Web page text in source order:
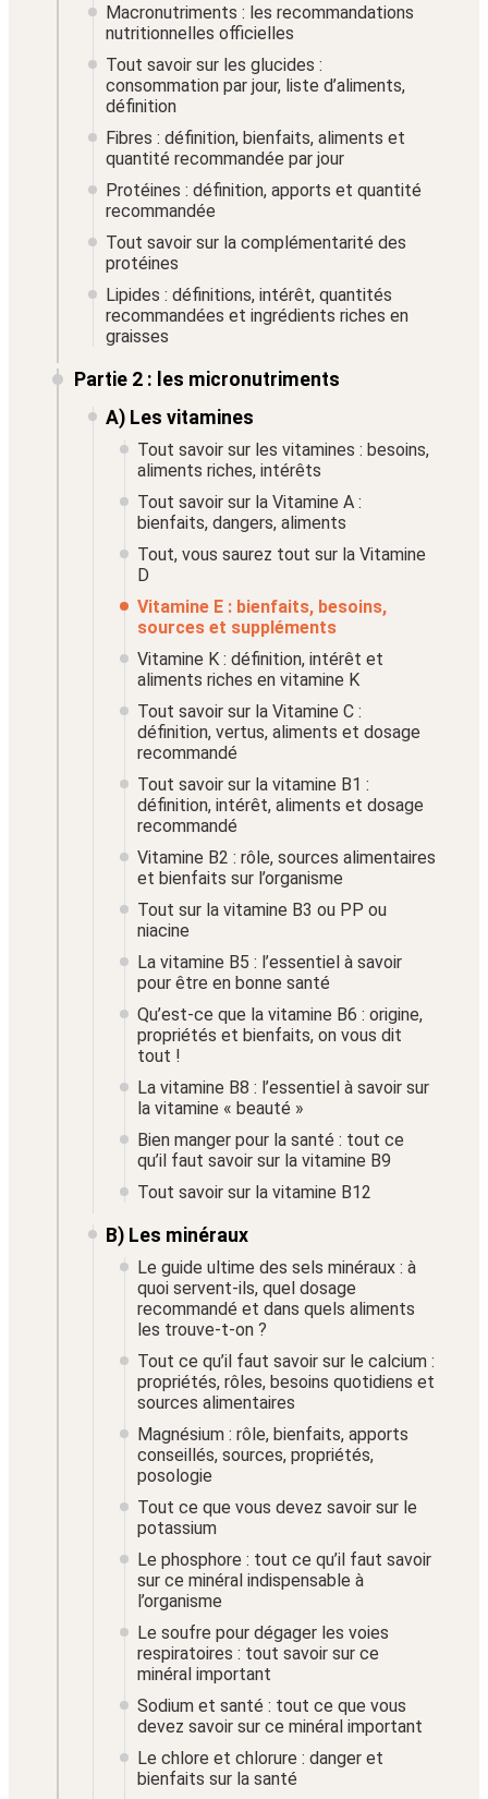
Macronutriments : les recommandations
nutritionnelles officielles
Tout savoir sur les glucides :
consommation par jour, liste d’aliments,
définition
Fibres : définition, bienfaits, aliments et
quantité recommandée par jour
Protéines : définition, apports et quantité
recommandée
Tout savoir sur la complémentarité des
protéines
Lipides : définitions, intérêt, quantités
recommandées et ingrédients riches en
graisses
Partie 2 : les micronutriments
A) Les vitamines
Tout savoir sur les vitamines : besoins,
aliments riches, intérêts
Tout savoir sur la Vitamine A :
bienfaits, dangers, aliments
Tout, vous saurez tout sur la Vitamine
D
Vitamine E : bienfaits, besoins,
sources et suppléments
Vitamine K : définition, intérêt et
aliments riches en vitamine K
Tout savoir sur la Vitamine C :
définition, vertus, aliments et dosage
recommandé
Tout savoir sur la vitamine B1 :
définition, intérêt, aliments et dosage
recommandé
Vitamine B2 : rôle, sources alimentaires
et bienfaits sur l’organisme
Tout sur la vitamine B3 ou PP ou
niacine
La vitamine B5 : l’essentiel à savoir
pour être en bonne santé
Qu’est-ce que la vitamine B6 : origine,
propriétés et bienfaits, on vous dit
tout !
La vitamine B8 : l’essentiel à savoir sur
la vitamine « beauté »
Bien manger pour la santé : tout ce
qu’il faut savoir sur la vitamine B9
Tout savoir sur la vitamine B12
B) Les minéraux
Le guide ultime des sels minéraux : à
quoi servent-ils, quel dosage
recommandé et dans quels aliments
les trouve-t-on ?
Tout ce qu’il faut savoir sur le calcium :
propriétés, rôles, besoins quotidiens et
sources alimentaires
Magnésium : rôle, bienfaits, apports
conseillés, sources, propriétés,
posologie
Tout ce que vous devez savoir sur le
potassium
Le phosphore : tout ce qu’il faut savoir
sur ce minéral indispensable à
l’organisme
Le soufre pour dégager les voies
respiratoires : tout savoir sur ce
minéral important
Sodium et santé : tout ce que vous
devez savoir sur ce minéral important
Le chlore et chlorure : danger et
bienfaits sur la santé